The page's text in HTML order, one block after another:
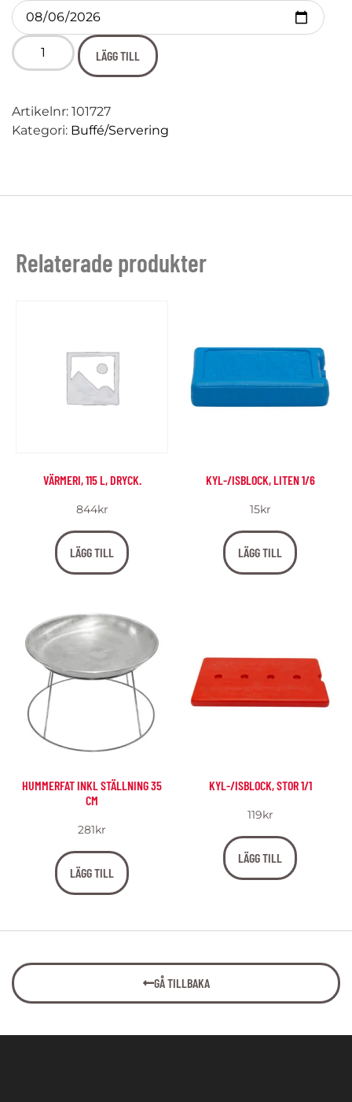
LÄGG TILL
Artikelnr: 101727
Kategori: Buffé/Servering
Relaterade produkter
VÄRMERI, 115 L, DRYCK.
844kr
LÄGG TILL
KYL-/ISBLOCK, LITEN 1/6
15kr
LÄGG TILL
HUMMERFAT INKL STÄLLNING 35
CM
281kr
LÄGG TILL
KYL-/ISBLOCK, STOR 1/1
119kr
LÄGG TILL
GÅ TILLBAKA